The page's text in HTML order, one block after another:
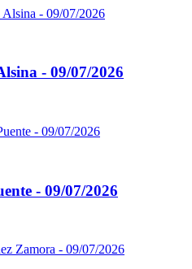
- 09/07/2026
- 09/07/2026